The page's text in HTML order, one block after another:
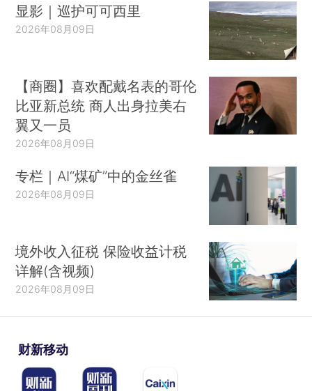
显影｜巡护可可西里
2026年08月09日
【商圈】喜欢配戴名表的哥伦
比亚新总统 商人出身拉美右
翼又一员
2026年08月09日
专栏｜AI“煤矿”中的金丝雀
2026年08月09日
境外收入征税 保险收益计税
详解(含视频)
2026年08月09日
财新移动